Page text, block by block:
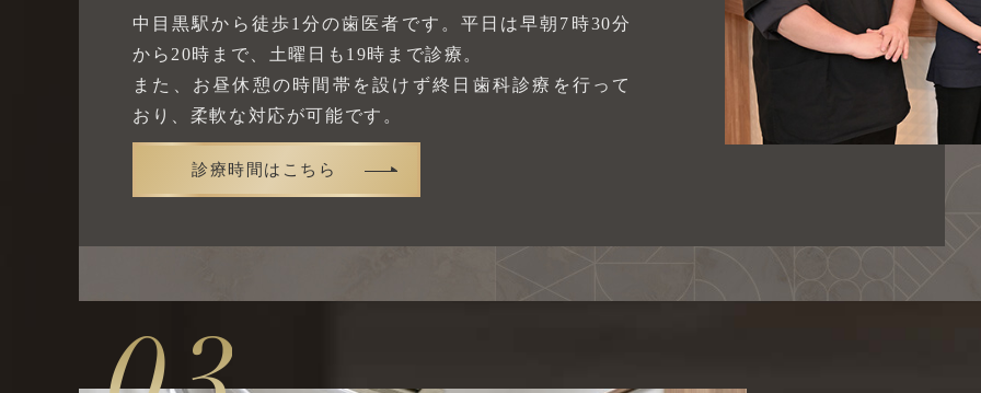
中目黒駅から徒歩1分の歯医者です。平日は早朝7時30分
から20時まで、土曜日も19時まで診療。
また、お昼休憩の時間帯を設けず終日歯科診療を行って
おり、柔軟な対応が可能です。
診療時間はこちら